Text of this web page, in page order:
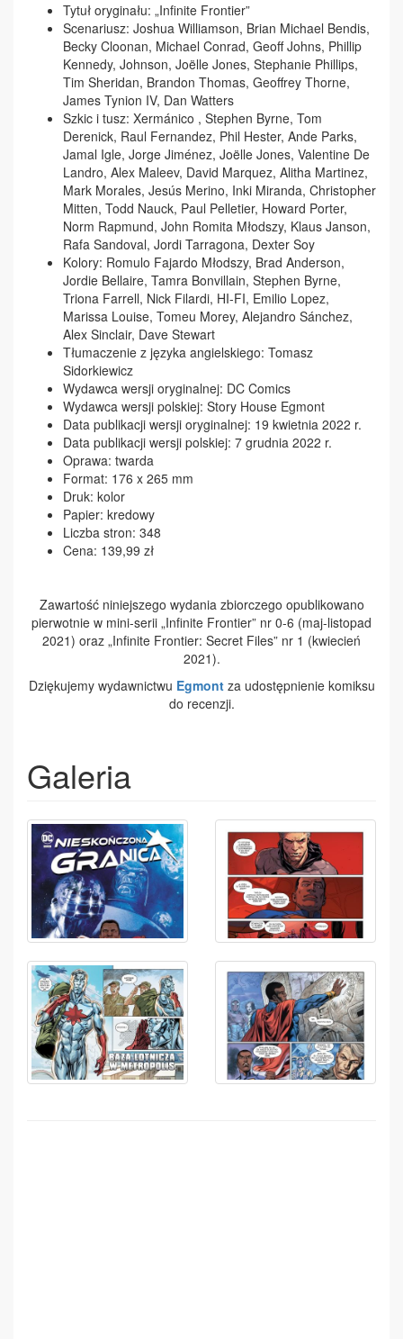
Tytuł oryginału: „Infinite Frontier”
Scenariusz: Joshua Williamson, Brian Michael Bendis,
Becky Cloonan, Michael Conrad, Geoff Johns, Phillip
Kennedy, Johnson, Joëlle Jones, Stephanie Phillips,
Tim Sheridan, Brandon Thomas, Geoffrey Thorne,
James Tynion IV, Dan Watters
Szkic i tusz: Xermánico , Stephen Byrne, Tom
Derenick, Raul Fernandez, Phil Hester, Ande Parks,
Jamal Igle, Jorge Jiménez, Joëlle Jones, Valentine De
Landro, Alex Maleev, David Marquez, Alitha Martinez,
Mark Morales, Jesús Merino, Inki Miranda, Christopher
Mitten, Todd Nauck, Paul Pelletier, Howard Porter,
Norm Rapmund, John Romita Młodszy, Klaus Janson,
Rafa Sandoval, Jordi Tarragona, Dexter Soy
Kolory: Romulo Fajardo Młodszy, Brad Anderson,
Jordie Bellaire, Tamra Bonvillain, Stephen Byrne,
Triona Farrell, Nick Filardi, HI-FI, Emilio Lopez,
Marissa Louise, Tomeu Morey, Alejandro Sánchez,
Alex Sinclair, Dave Stewart
Tłumaczenie z języka angielskiego: Tomasz
Sidorkiewicz
Wydawca wersji oryginalnej: DC Comics
Wydawca wersji polskiej: Story House Egmont
Data publikacji wersji oryginalnej: 19 kwietnia 2022 r.
Data publikacji wersji polskiej: 7 grudnia 2022 r.
Oprawa: twarda
Format: 176 x 265 mm
Druk: kolor
Papier: kredowy
Liczba stron: 348
Cena: 139,99 zł
Zawartość niniejszego wydania zbiorczego opublikowano
pierwotnie w mini-serii „Infinite Frontier” nr 0-6 (maj-listopad
2021) oraz „Infinite Frontier: Secret Files” nr 1 (kwiecień
2021).
Dziękujemy wydawnictwu Egmontza udostępnienie komiksu
do recenzji.
Galeria